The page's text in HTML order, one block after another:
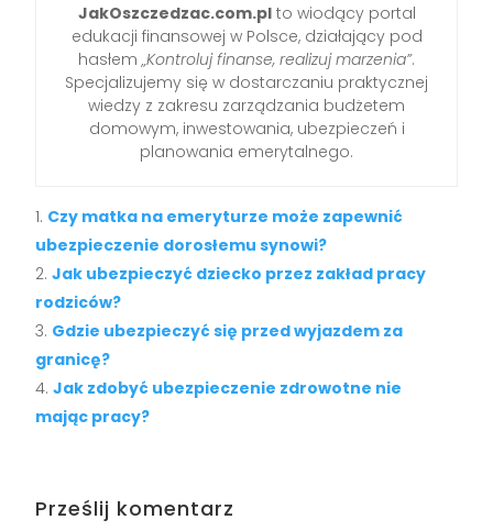
JakOszczedzac.com.plto wiodący portal
edukacji finansowej w Polsce, działający pod
hasłem „Kontroluj finanse, realizuj marzenia”.
Specjalizujemy się w dostarczaniu praktycznej
wiedzy z zakresu zarządzania budżetem
domowym, inwestowania, ubezpieczeń i
planowania emerytalnego.
Czy matka na emeryturze może zapewnić
ubezpieczenie dorosłemu synowi?
Jak ubezpieczyć dziecko przez zakład pracy
rodziców?
Gdzie ubezpieczyć się przed wyjazdem za
granicę?
Jak zdobyć ubezpieczenie zdrowotne nie
mając pracy?
Prześlij komentarz